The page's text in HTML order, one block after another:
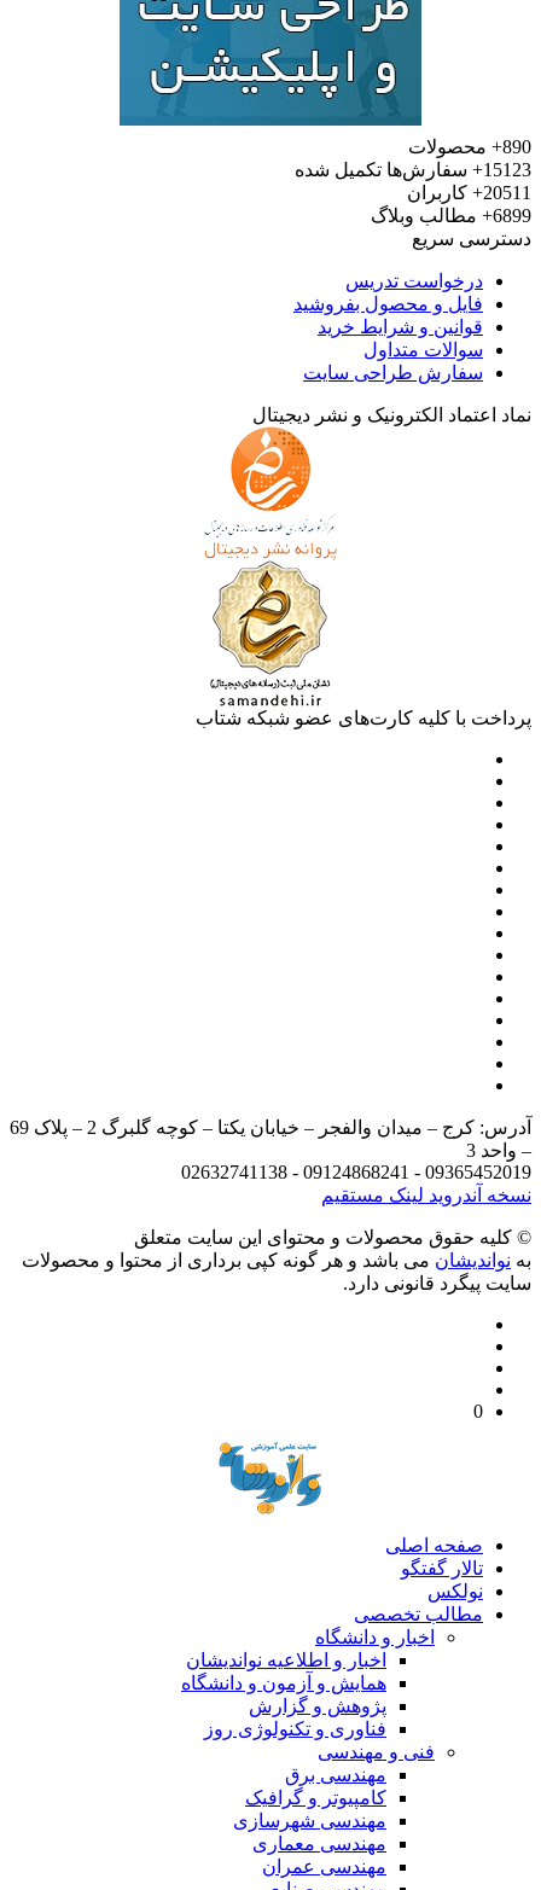
890+
محصولات
15123+
سفارش‌ها تکمیل شده
20511+
کاربران
6899+
مطالب وبلاگ
دسترسی سریع
درخواست تدریس
فایل و محصول بفروشید
قوانین و شرایط خرید
سوالات متداول
سفارش طراحی سایت
نماد اعتماد الکترونیک و نشر دیجیتال
پرداخت با کلیه کارت‌های عضو شبکه شتاب
آدرس: کرج – میدان والفجر – خیابان یکتا – کوچه گلبرگ 2 – پلاک 69
– واحد 3
09365452019 - 09124868241 - 02632741138
نسخه آندروید لینک مستقیم
© کليه حقوق محصولات و محتوای اين سایت متعلق
به نواندیشان می باشد و هر گونه کپی برداری از محتوا و محصولات
سایت پیگرد قانونی دارد.
0
صفحه اصلی
تالار گفتگو
نولکس
مطالب تخصصی
اخبار و دانشگاه
اخبار و اطلاعیه نواندیشان
همایش و آزمون و دانشگاه
پژوهش و گزارش
فناوری و تکنولوژی روز
فنی و مهندسی
مهندسی برق
کامپیوتر و گرافیک
مهندسی شهرسازی
مهندسی معماری
مهندسی عمران